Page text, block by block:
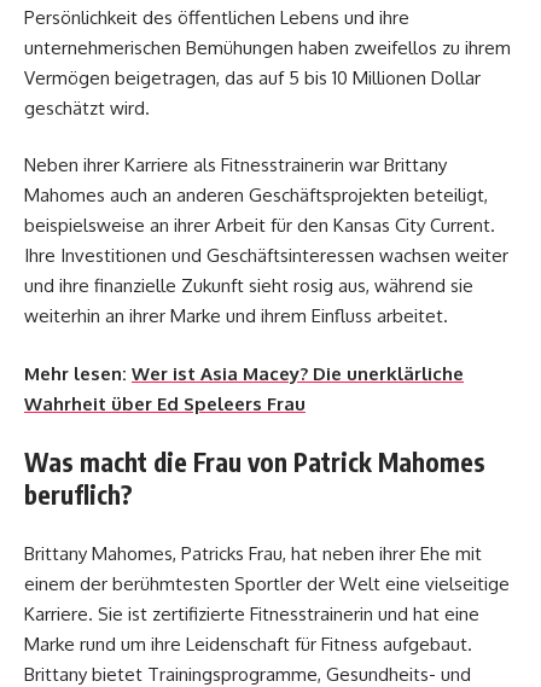
Persönlichkeit des öffentlichen Lebens und ihre
unternehmerischen Bemühungen haben zweifellos zu ihrem
Vermögen beigetragen, das auf 5 bis 10 Millionen Dollar
geschätzt wird.
Neben ihrer Karriere als Fitnesstrainerin war Brittany
Mahomes auch an anderen Geschäftsprojekten beteiligt,
beispielsweise an ihrer Arbeit für den Kansas City Current.
Ihre Investitionen und Geschäftsinteressen wachsen weiter
und ihre finanzielle Zukunft sieht rosig aus, während sie
weiterhin an ihrer Marke und ihrem Einfluss arbeitet.
Mehr lesen: Wer ist Asia Macey? Die unerklärliche
Wahrheit über Ed Speleers Frau
Was macht die Frau von Patrick Mahomes
beruflich?
Brittany Mahomes, Patricks Frau, hat neben ihrer Ehe mit
einem der berühmtesten Sportler der Welt eine vielseitige
Karriere. Sie ist zertifizierte Fitnesstrainerin und hat eine
Marke rund um ihre Leidenschaft für Fitness aufgebaut.
Brittany bietet Trainingsprogramme, Gesundheits- und